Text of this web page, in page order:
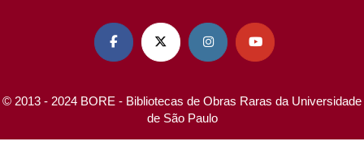
   
© 2013 - 2024 BORE - Bibliotecas de Obras Raras da Universidade
de São Paulo